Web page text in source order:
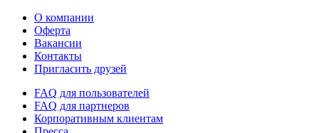
О компании
Оферта
Вакансии
Контакты
Пригласить друзей
FAQ для пользователей
FAQ для партнеров
Корпоративным клиентам